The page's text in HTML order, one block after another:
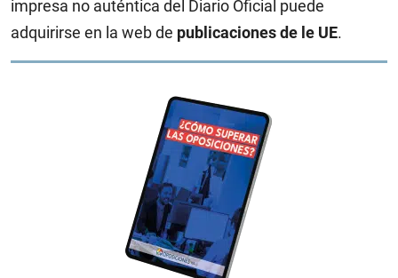
impresa no auténtica del Diario Oficial puede
adquirirse en la web de publicaciones de le UE.